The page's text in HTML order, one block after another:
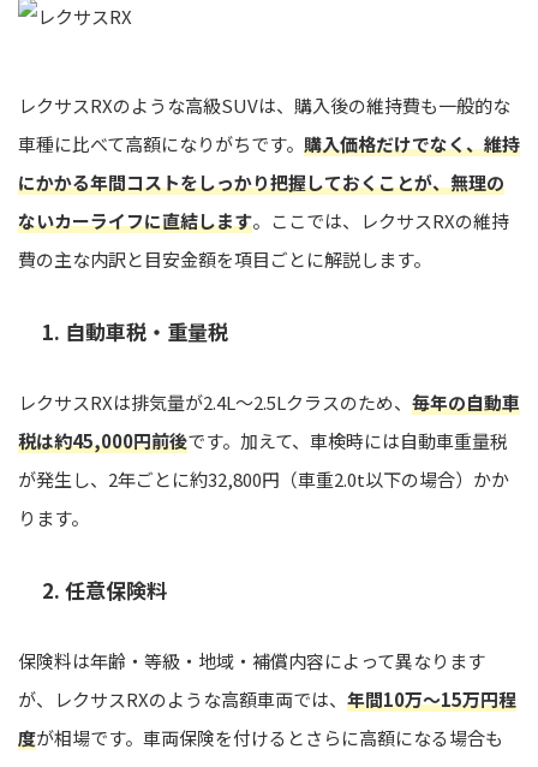
レクサスRXのような高級SUVは、購入後の維持費も一般的な
車種に比べて高額になりがちです。 購入価格だけでなく、維持
にかかる年間コストをしっかり把握しておくことが、無理の
ないカーライフに直結します。ここでは、レクサスRXの維持
費の主な内訳と目安金額を項目ごとに解説します。
1. 自動車税・重量税
レクサスRXは排気量が2.4L〜2.5Lクラスのため、 毎年の自動車
税は約45,000円前後です。加えて、車検時には自動車重量税
が発生し、2年ごとに約32,800円（車重2.0t以下の場合）かか
ります。
2. 任意保険料
保険料は年齢・等級・地域・補償内容によって異なります
が、レクサスRXのような高額車両では、 年間10万〜15万円程
度が相場です。車両保険を付けるとさらに高額になる場合も